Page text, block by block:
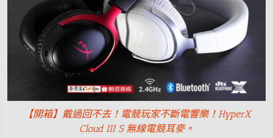
【開箱】戴過回不去！電競玩家不斷電響樂！HyperX
Cloud III S 無線電競耳麥。